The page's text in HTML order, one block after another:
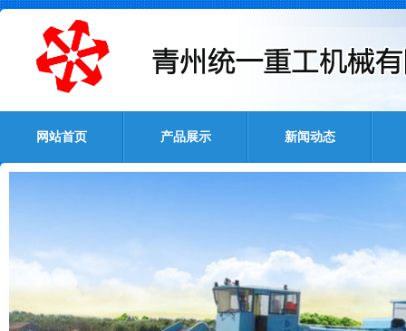
网站首页 产品展示 新闻动态